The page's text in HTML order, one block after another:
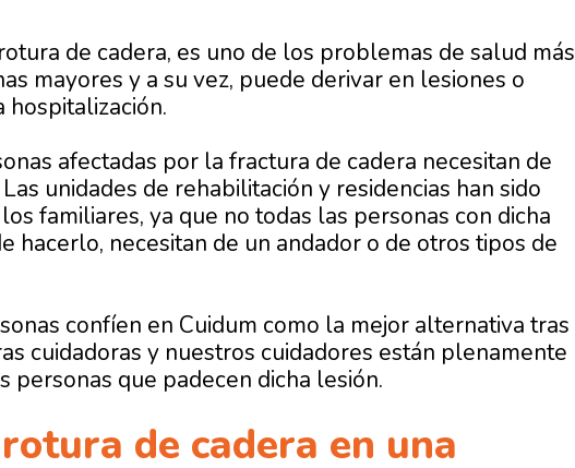
de cadera, es uno de los problemas de salud más
mayores y a su vez, puede derivar en lesiones o
hospitalización.
afectadas por la fractura de cadera necesitan de
unidades de rehabilitación y residencias han sido
familiares, ya que no todas las personas con dicha
hacerlo, necesitan de un andador o de otros tipos de
confíen en Cuidum como la mejor alternativa tras
cuidadoras y nuestros cuidadores están plenamente
personas que padecen dicha lesión.
de cadera en una